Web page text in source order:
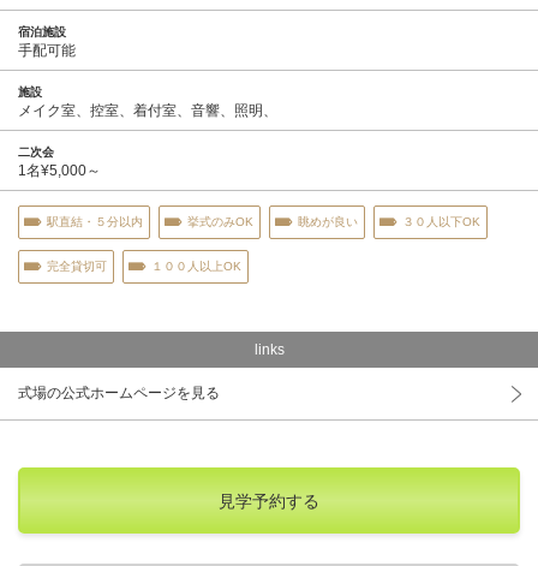
宿泊施設
手配可能
施設
メイク室、控室、着付室、音響、照明、
二次会
1名¥5,000～
駅直結・５分以内 挙式のみOK 眺めが良い ３０人以下OK
完全貸切可 １００人以上OK
links
式場の公式ホームページを見る
見学予約する